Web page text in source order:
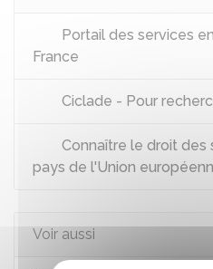
Portail des services
France
Ciclade - Pour
Connaître le droit des
pays de l'Union
Voir aussi